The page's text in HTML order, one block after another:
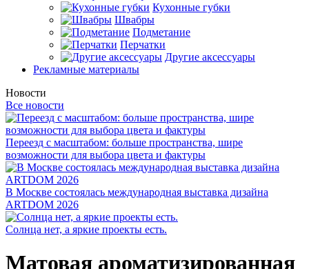
Кухонные губки
Швабры
Подметание
Перчатки
Другие аксессуары
Рекламные материалы
Новости
Все новости
Переезд с масштабом: больше пространства, шире
возможности для выбора цвета и фактуры
В Москве состоялась международная выставка дизайна
ARTDOM 2026
Солнца нет, а яркие проекты есть.
Матовая ароматизированная